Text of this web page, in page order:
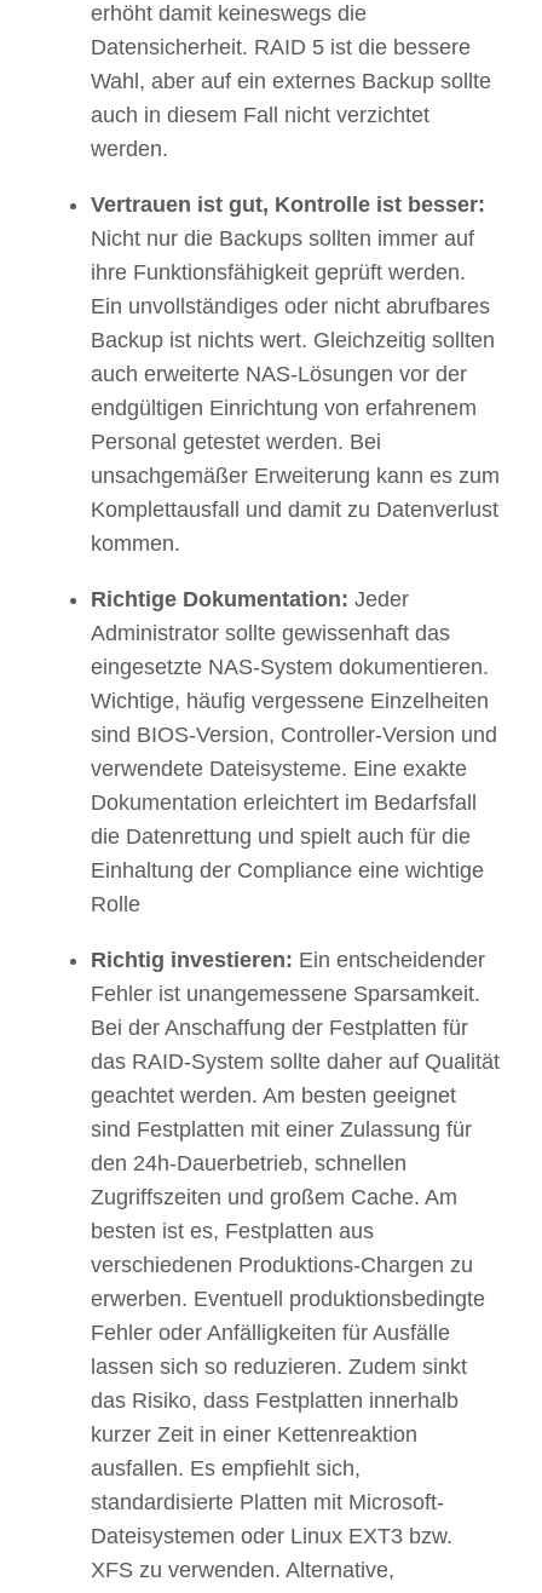
erhöht damit keineswegs die
Datensicherheit. RAID 5 ist die bessere
Wahl, aber auf ein externes Backup sollte
auch in diesem Fall nicht verzichtet
werden.
Vertrauen ist gut, Kontrolle ist besser:
Nicht nur die Backups sollten immer auf
ihre Funktionsfähigkeit geprüft werden.
Ein unvollständiges oder nicht abrufbares
Backup ist nichts wert. Gleichzeitig sollten
auch erweiterte NAS-Lösungen vor der
endgültigen Einrichtung von erfahrenem
Personal getestet werden. Bei
unsachgemäßer Erweiterung kann es zum
Komplettausfall und damit zu Datenverlust
kommen.
Richtige Dokumentation: Jeder
Administrator sollte gewissenhaft das
eingesetzte NAS-System dokumentieren.
Wichtige, häufig vergessene Einzelheiten
sind BIOS-Version, Controller-Version und
verwendete Dateisysteme. Eine exakte
Dokumentation erleichtert im Bedarfsfall
die Datenrettung und spielt auch für die
Einhaltung der Compliance eine wichtige
Rolle
Richtig investieren: Ein entscheidender
Fehler ist unangemessene Sparsamkeit.
Bei der Anschaffung der Festplatten für
das RAID-System sollte daher auf Qualität
geachtet werden. Am besten geeignet
sind Festplatten mit einer Zulassung für
den 24h-Dauerbetrieb, schnellen
Zugriffszeiten und großem Cache. Am
besten ist es, Festplatten aus
verschiedenen Produktions-Chargen zu
erwerben. Eventuell produktionsbedingte
Fehler oder Anfälligkeiten für Ausfälle
lassen sich so reduzieren. Zudem sinkt
das Risiko, dass Festplatten innerhalb
kurzer Zeit in einer Kettenreaktion
ausfallen. Es empfiehlt sich,
standardisierte Platten mit Microsoft-
Dateisystemen oder Linux EXT3 bzw.
XFS zu verwenden. Alternative,